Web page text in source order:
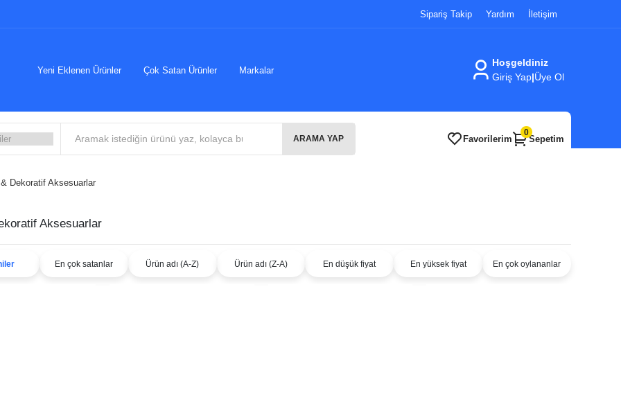
Sipariş Takip Yardım İletişim
Yeni Eklenen Ürünler Çok Satan Ürünler Markalar
Hoşgeldiniz
Giriş Yap|Üye Ol
ARAMA YAP Favorilerim
0
Sepetim
Dekoratif Aksesuarlar
Aksesuarlar
En çok satanlar Ürün adı (A-Z) Ürün adı (Z-A) En düşük fiyat En yüksek fiyat En çok oylananlar